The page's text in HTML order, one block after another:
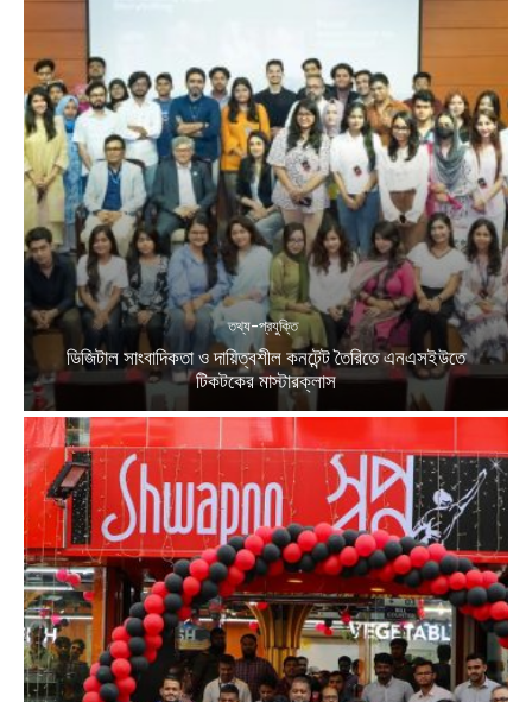
তথ্য-প্রযুক্তি
ডিজিটাল সাংবাদিকতা ও দায়িত্বশীল কনটেন্ট তৈরিতে এনএসইউতে
টিকটকের মাস্টারক্লাস